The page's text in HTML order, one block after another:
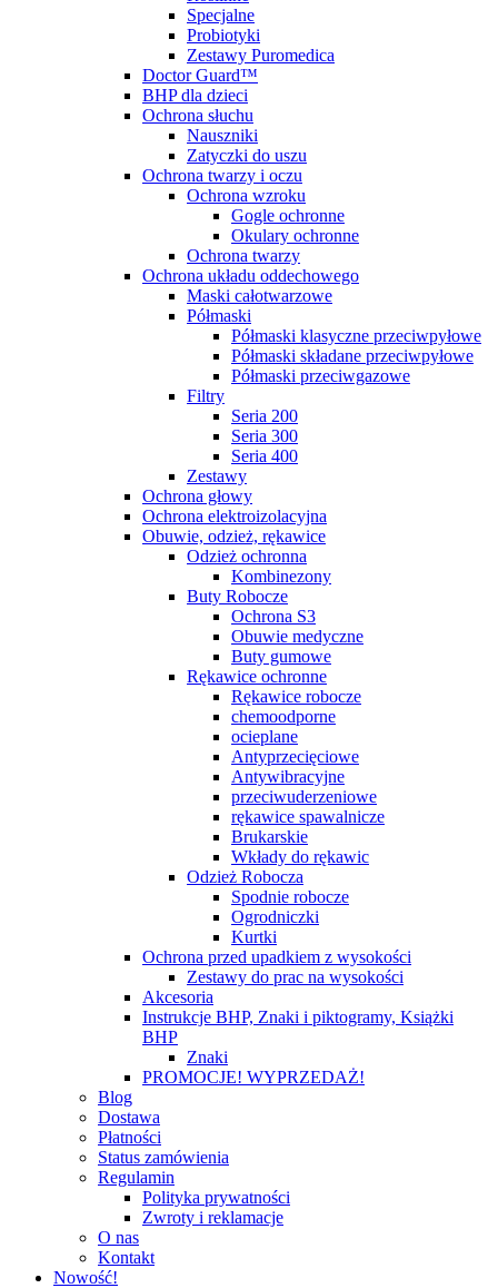
Specjalne
Probiotyki
Zestawy Puromedica
Doctor Guard™
BHP dla dzieci
Ochrona słuchu
Nauszniki
Zatyczki do uszu
Ochrona twarzy i oczu
Ochrona wzroku
Gogle ochronne
Okulary ochronne
Ochrona twarzy
Ochrona układu oddechowego
Maski całotwarzowe
Półmaski
Półmaski klasyczne przeciwpyłowe
Półmaski składane przeciwpyłowe
Półmaski przeciwgazowe
Filtry
Seria 200
Seria 300
Seria 400
Zestawy
Ochrona głowy
Ochrona elektroizolacyjna
Obuwie, odzież, rękawice
Odzież ochronna
Kombinezony
Buty Robocze
Ochrona S3
Obuwie medyczne
Buty gumowe
Rękawice ochronne
Rękawice robocze
chemoodporne
ocieplane
Antyprzecięciowe
Antywibracyjne
przeciwuderzeniowe
rękawice spawalnicze
Brukarskie
Wkłady do rękawic
Odzież Robocza
Spodnie robocze
Ogrodniczki
Kurtki
Ochrona przed upadkiem z wysokości
Zestawy do prac na wysokości
Akcesoria
Instrukcje BHP, Znaki i piktogramy, Książki
BHP
Znaki
PROMOCJE! WYPRZEDAŻ!
Blog
Dostawa
Płatności
Status zamówienia
Regulamin
Polityka prywatności
Zwroty i reklamacje
O nas
Kontakt
Nowość!